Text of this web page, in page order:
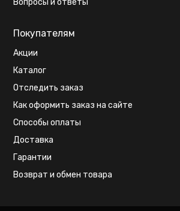
Вопросы и ответы
Покупателям
Акции
Каталог
Отследить заказ
Как оформить заказ на сайте
Способы оплаты
Доставка
Гарантии
Возврат и обмен товара